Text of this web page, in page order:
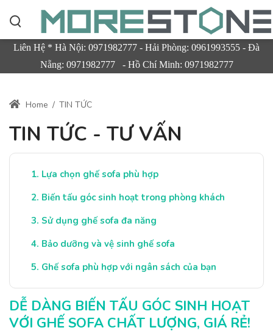
Liên Hệ * Hà Nội: 0971982777 - Hải Phòng: 0961993555 - Đà
Nẵng: 0971982777 - Hồ Chí Minh: 0971982777
Home / TIN TỨC
TIN TỨC - TƯ VẤN
Lựa chọn ghế sofa phù hợp
Biến tấu góc sinh hoạt trong phòng khách
Sử dụng ghế sofa đa năng
Bảo dưỡng và vệ sinh ghế sofa
Ghế sofa phù hợp với ngân sách của bạn
DỄ DÀNG BIẾN TẤU GÓC SINH HOẠT
VỚI GHẾ SOFA CHẤT LƯỢNG, GIÁ RẺ!